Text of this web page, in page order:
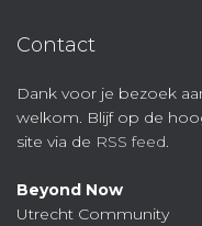
Contact
Dank voor je bezoek
welkom. Blijf op de
site via de RSS feed.
Beyond Now
Utrecht Community